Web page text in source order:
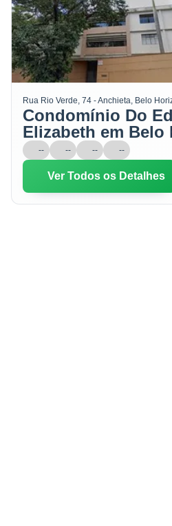
Rua Rio Verde, 74 - Anchieta, Belo
Condomínio Do
Elizabeth em Belo
-- -- -- --
Ver Todos os Detalhes